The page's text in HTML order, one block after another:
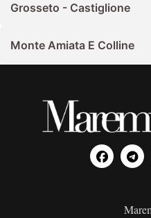
Grosseto - Castiglione
Monte Amiata E Colline